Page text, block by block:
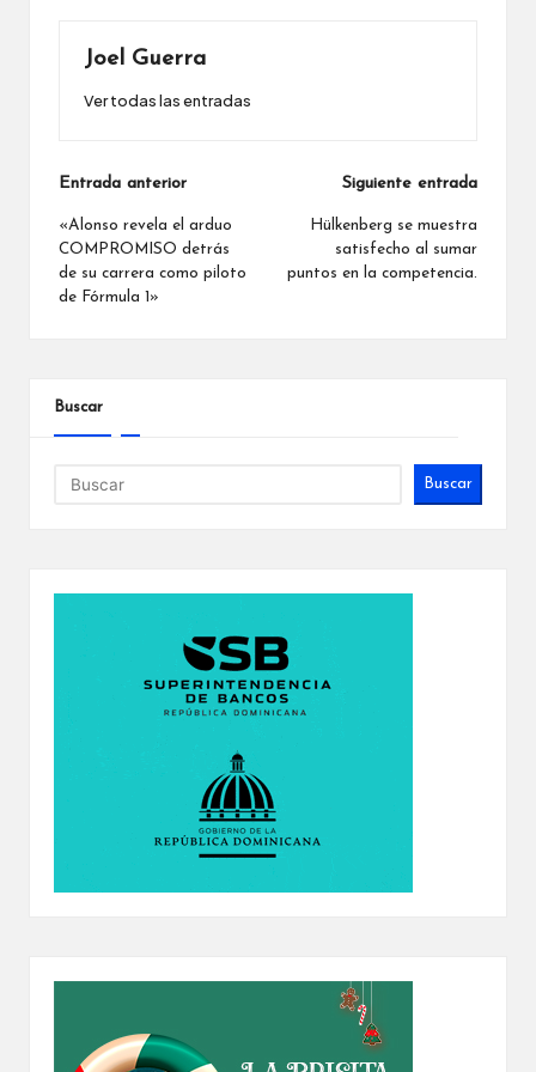
Joel Guerra
Ver todas las entradas
Navegación
de
entradas
Entrada anterior
«Alonso revela el arduo
COMPROMISO detrás
de su carrera como piloto
de Fórmula 1»
Siguiente entrada
Hülkenberg se muestra
satisfecho al sumar
puntos en la competencia.
Buscar
Buscar